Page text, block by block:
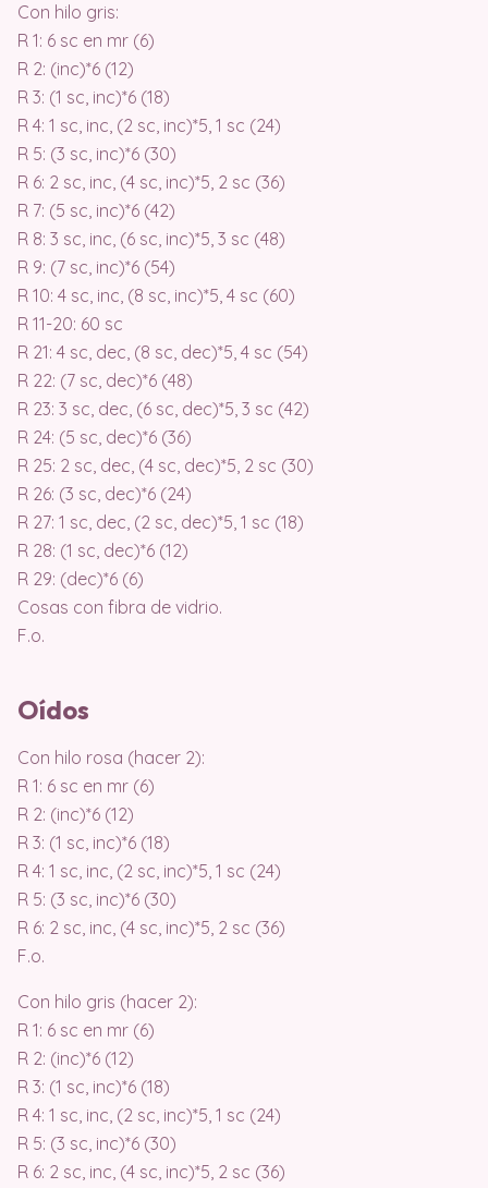
Con hilo gris:
R 1: 6 sc en mr (6)
R 2: (inc)*6 (12)
R 3: (1 sc, inc)*6 (18)
R 4: 1 sc, inc, (2 sc, inc)*5, 1 sc (24)
R 5: (3 sc, inc)*6 (30)
R 6: 2 sc, inc, (4 sc, inc)*5, 2 sc (36)
R 7: (5 sc, inc)*6 (42)
R 8: 3 sc, inc, (6 sc, inc)*5, 3 sc (48)
R 9: (7 sc, inc)*6 (54)
R 10: 4 sc, inc, (8 sc, inc)*5, 4 sc (60)
R 11-20: 60 sc
R 21: 4 sc, dec, (8 sc, dec)*5, 4 sc (54)
R 22: (7 sc, dec)*6 (48)
R 23: 3 sc, dec, (6 sc, dec)*5, 3 sc (42)
R 24: (5 sc, dec)*6 (36)
R 25: 2 sc, dec, (4 sc, dec)*5, 2 sc (30)
R 26: (3 sc, dec)*6 (24)
R 27: 1 sc, dec, (2 sc, dec)*5, 1 sc (18)
R 28: (1 sc, dec)*6 (12)
R 29: (dec)*6 (6)
Cosas con fibra de vidrio.
F.o.
Oídos
Con hilo rosa (hacer 2):
R 1: 6 sc en mr (6)
R 2: (inc)*6 (12)
R 3: (1 sc, inc)*6 (18)
R 4: 1 sc, inc, (2 sc, inc)*5, 1 sc (24)
R 5: (3 sc, inc)*6 (30)
R 6: 2 sc, inc, (4 sc, inc)*5, 2 sc (36)
F.o.
Con hilo gris (hacer 2):
R 1: 6 sc en mr (6)
R 2: (inc)*6 (12)
R 3: (1 sc, inc)*6 (18)
R 4: 1 sc, inc, (2 sc, inc)*5, 1 sc (24)
R 5: (3 sc, inc)*6 (30)
R 6: 2 sc, inc, (4 sc, inc)*5, 2 sc (36)